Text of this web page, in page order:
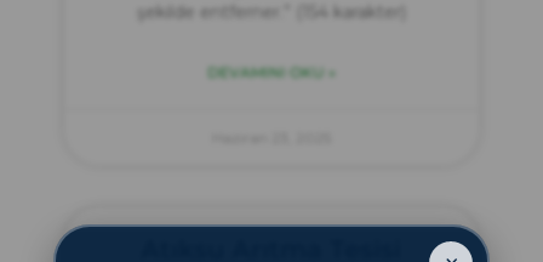
şekilde entferner.” (154 karakter)
DEVAMINI OKU »